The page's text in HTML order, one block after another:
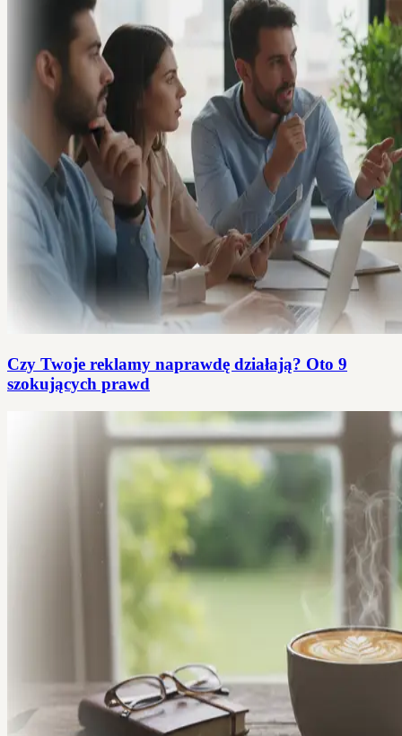
Czy Twoje reklamy naprawdę działają? Oto 9
szokujących prawd